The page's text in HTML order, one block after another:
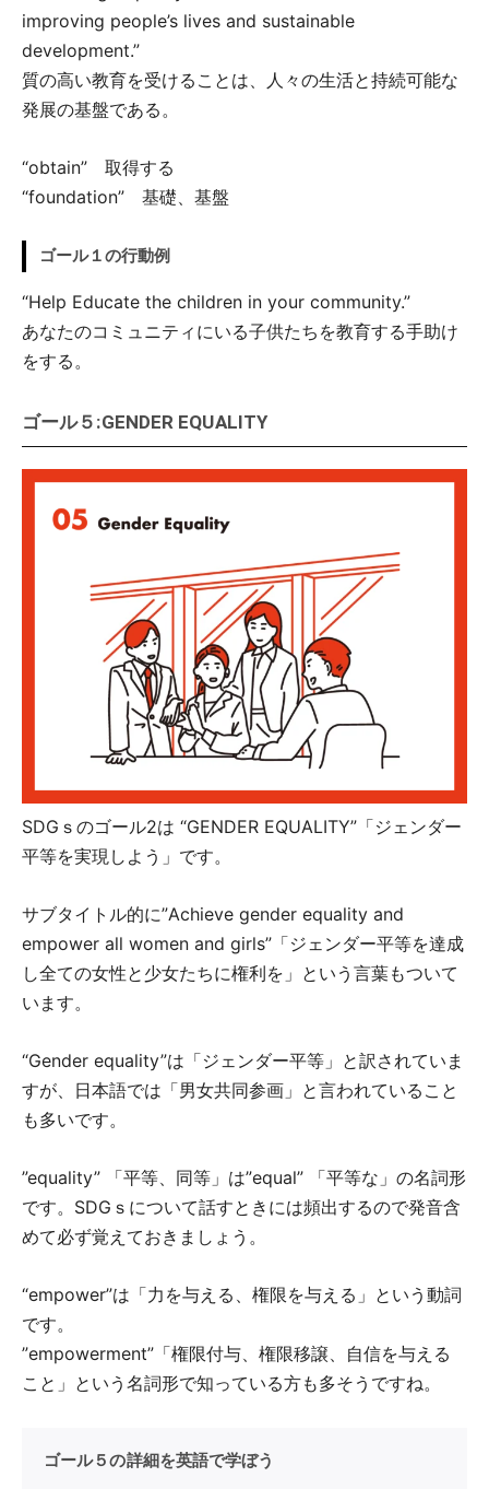
improving people’s lives and sustainable
development.”
質の高い教育を受けることは、人々の生活と持続可能な
発展の基盤である。
“obtain” 取得する
“foundation” 基礎、基盤
ゴール１の行動例
“Help Educate the children in your community.”
あなたのコミュニティにいる子供たちを教育する手助け
をする。
ゴール５:GENDER EQUALITY
SDGｓのゴール2は “GENDER EQUALITY”「ジェンダー
平等を実現しよう」です。
サブタイトル的に”Achieve gender equality and
empower all women and girls”「ジェンダー平等を達成
し全ての女性と少女たちに権利を」という言葉もついて
います。
“Gender equality”は「ジェンダー平等」と訳されていま
すが、日本語では「男女共同参画」と言われていること
も多いです。
”equality” 「平等、同等」は”equal” 「平等な」の名詞形
です。SDGｓについて話すときには頻出するので発音含
めて必ず覚えておきましょう。
“empower”は「力を与える、権限を与える」という動詞
です。
”empowerment”「権限付与、権限移譲、自信を与える
こと」という名詞形で知っている方も多そうですね。
ゴール５の詳細を英語で学ぼう